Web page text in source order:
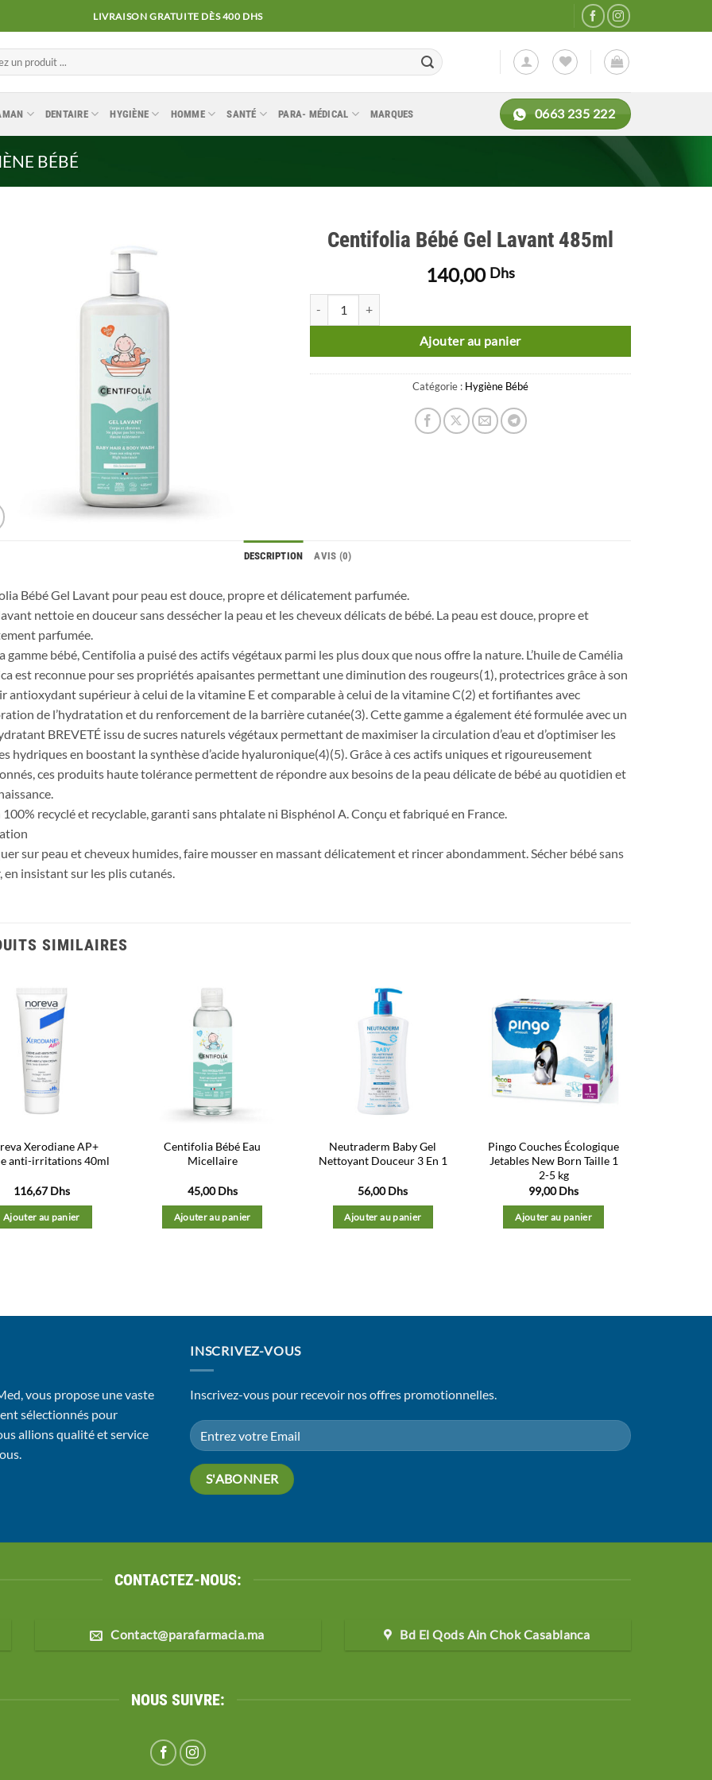
LIVRAISON GRATUITE DÈS 400 DHS
DENTAIRE HYGIÈNE HOMME SANTÉ PARA- MÉDICAL MARQUES 0663 235 222
BÉBÉ
Centifolia Bébé Gel Lavant 485ml
140,00 Dhs
Ajouter au panier
Catégorie : Hygiène Bébé
DESCRIPTION AVIS (0)
Bébé Gel Lavant pour peau est douce, propre et délicatement parfumée.
nettoie en douceur sans dessécher la peau et les cheveux délicats de bébé. La peau est douce, propre et
parfumée.
gamme bébé, Centifolia a puisé des actifs végétaux parmi les plus doux que nous offre la nature. L’huile de Camélia
est reconnue pour ses propriétés apaisantes permettant une diminution des rougeurs(1), protectrices grâce à son
antioxydant supérieur à celui de la vitamine E et comparable à celui de la vitamine C(2) et fortifiantes avec
de l’hydratation et du renforcement de la barrière cutanée(3). Cette gamme a également été formulée avec un
BREVETÉ issu de sucres naturels végétaux permettant de maximiser la circulation d’eau et d’optimiser les
hydriques en boostant la synthèse d’acide hyaluronique(4)(5). Grâce à ces actifs uniques et rigoureusement
ces produits haute tolérance permettent de répondre aux besoins de la peau délicate de bébé au quotidien et
100% recyclé et recyclable, garanti sans phtalate ni Bisphénol A. Conçu et fabriqué en France.
sur peau et cheveux humides, faire mousser en massant délicatement et rincer abondamment. Sécher bébé sans
insistant sur les plis cutanés.
SIMILAIRES
Xerodiane AP+
anti-irritations 40ml
116,67Dhs
Ajouter au panier
Centifolia Bébé Eau
Micellaire
45,00Dhs
Ajouter au panier
Neutraderm Baby Gel
Nettoyant Douceur 3 En 1
56,00Dhs
Ajouter au panier
Ajouter
à la liste
d’envies
Pingo Couches Écologique
Jetables New Born Taille 1
2-5 kg
99,00Dhs
Ajouter au panier
vous propose une vaste
sélectionnés pour
allions qualité et service
INSCRIVEZ-VOUS
Inscrivez-vous pour recevoir nos offres promotionnelles.
CONTACTEZ-NOUS:
Contact@parafarmacia.ma Bd El Qods Ain Chok Casablanca
NOUS SUIVRE: